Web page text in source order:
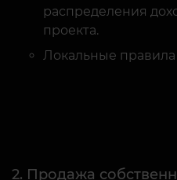
проекта.
Локальные правила